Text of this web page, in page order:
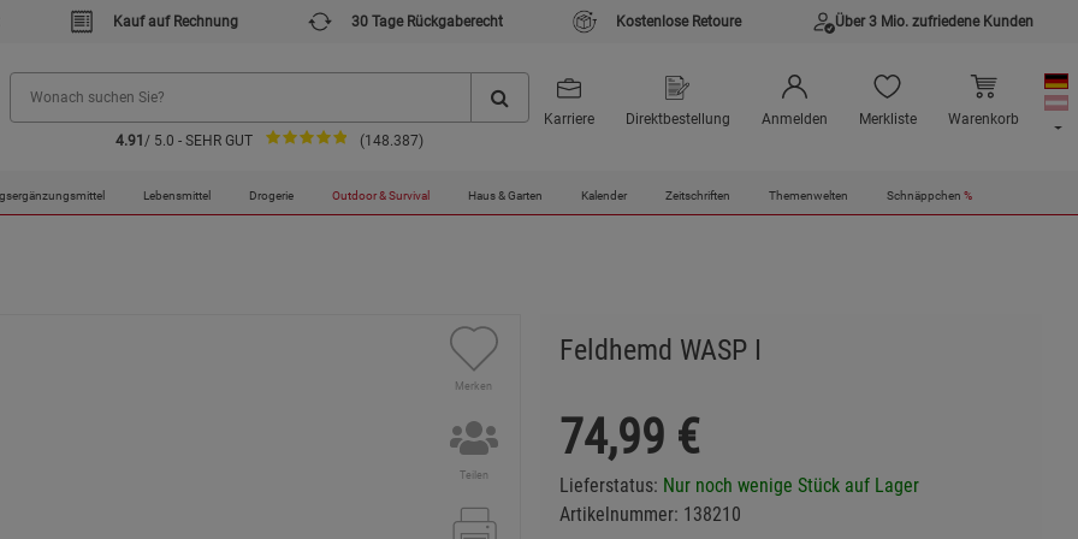
Kauf auf Rechnung 30 Tage Rückgaberecht Kostenlose Retoure Über 3 Mio. zufriedene Kunden
4.91 / 5.0 - SEHR GUT (148.387)
Karriere Direktbestellung Anmelden Merkliste Warenkorb
Lebensmittel Drogerie Outdoor & Survival Haus & Garten Kalender Zeitschriften Themenwelten Schnäppchen %
Merken
Teilen
Feldhemd WASP I
74,99 €
Lieferstatus: Nur noch wenige Stück auf Lager
Artikelnummer: 138210